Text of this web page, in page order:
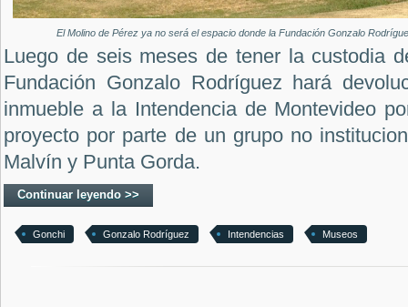
El Molino de Pérez ya no será el espacio donde la Fundación Gonzalo
Luego de seis meses de tener la custodia
Fundación Gonzalo Rodríguez hará
inmueble a la Intendencia de Montevideo
proyecto por parte de un grupo no
Malvín y Punta Gorda.
Continuar leyendo >>
Gonchi Gonzalo Rodríguez Intendencias Museos